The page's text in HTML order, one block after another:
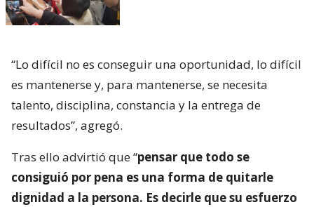
“Lo difícil no es conseguir una oportunidad, lo difícil
es mantenerse y, para mantenerse, se necesita
talento, disciplina, constancia y la entrega de
resultados”, agregó.
Tras ello advirtió que “pensar que todo se
consiguió por pena es una forma de quitarle
dignidad a la persona. Es decirle que su esfuerzo